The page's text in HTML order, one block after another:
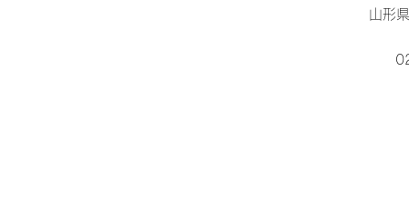
山形